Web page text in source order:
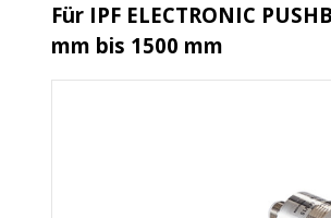
Für IPF ELECTRONIC
mm bis 1500 mm